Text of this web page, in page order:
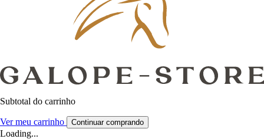
Subtotal do carrinho
Ver meu carrinho Continuar comprando
Loading...